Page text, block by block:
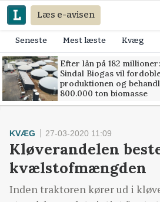
Læs e-avisen
Seneste Mest læste Kvæg
Efter lån på 182 millioner:
Sindal Biogas vil
produktionen og
800.000 ton biomasse
KVÆG 27-03-2020 11:09
Kløverandelen
kvælstofmængden
Inden traktoren kører ud i